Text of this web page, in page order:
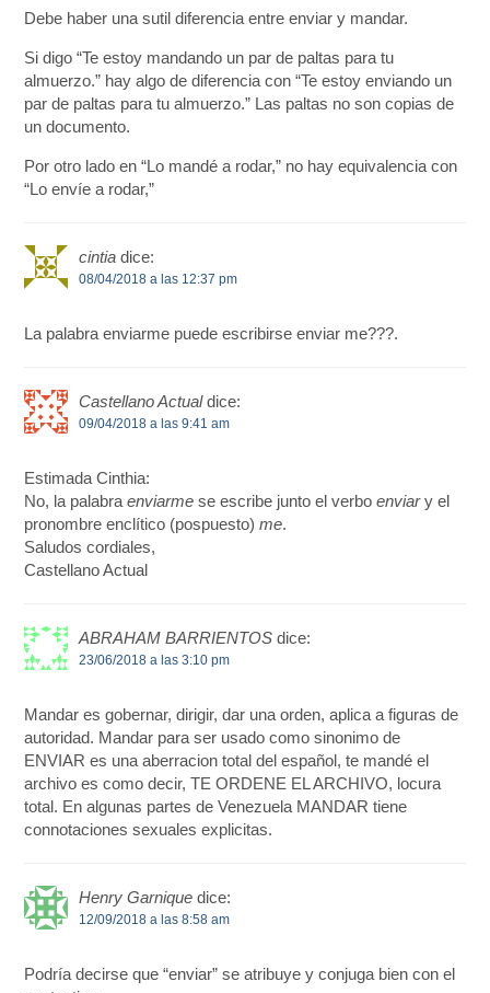
Debe haber una sutil diferencia entre enviar y mandar.
Si digo “Te estoy mandando un par de paltas para tu
almuerzo.” hay algo de diferencia con “Te estoy enviando un
par de paltas para tu almuerzo.” Las paltas no son copias de
un documento.
Por otro lado en “Lo mandé a rodar,” no hay equivalencia con
“Lo envíe a rodar,”
cintia dice:
08/04/2018 a las 12:37 pm
La palabra enviarme puede escribirse enviar me???.
Castellano Actual dice:
09/04/2018 a las 9:41 am
Estimada Cinthia:
No, la palabraenviarme se escribe junto el verboenviary el
pronombre enclítico (pospuesto)me.
Saludos cordiales,
Castellano Actual
ABRAHAM BARRIENTOS dice:
23/06/2018 a las 3:10 pm
Mandar es gobernar, dirigir, dar una orden, aplica a figuras de
autoridad. Mandar para ser usado como sinonimo de
ENVIAR es una aberracion total del español, te mandé el
archivo es como decir, TE ORDENE EL ARCHIVO, locura
total. En algunas partes de Venezuela MANDAR tiene
connotaciones sexuales explicitas.
Henry Garnique dice:
12/09/2018 a las 8:58 am
Podría decirse que “enviar” se atribuye y conjuga bien con el